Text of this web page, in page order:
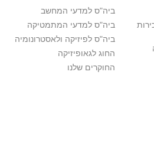
ביה"ס למדעי המחשב
ביה"ס למדעי המתמטיקה
ביה"ס לפיזיקה ולאסטרונומיה
החוג לגאופיזיקה
החוקרים שלנו